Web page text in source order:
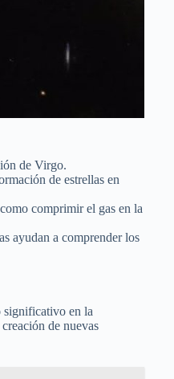
de Virgo.
de estrellas en
comprimir el gas en la
ayudan a comprender los
significativo en la
de nuevas